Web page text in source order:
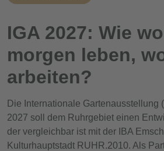
IGA 2027: Wie
morgen leben,
arbeiten?
Die Internationale Gartenausstellung
2027 soll dem Ruhrgebiet einen
der vergleichbar ist mit der IBA
Kulturhauptstadt RUHR.2010. Als